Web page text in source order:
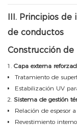
III. Principios de
de conductos
Construcción
Capa externa
Tratamiento de
Estabilización UV
Sistema de gestión
Relación de espesor
Revestimiento